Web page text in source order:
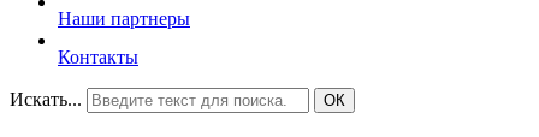
Наши партнеры
Контакты
Искать... ОК